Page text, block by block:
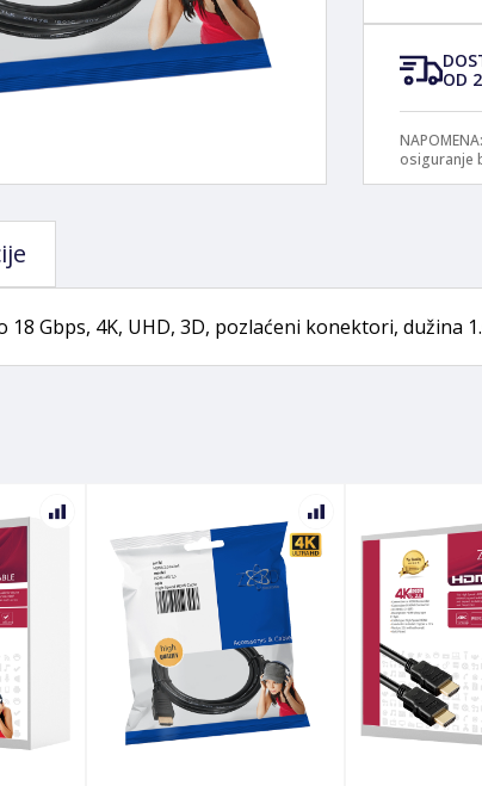
OD
osiguranje
Gbps, 4K, UHD, 3D, pozlaćeni konektori, dužina